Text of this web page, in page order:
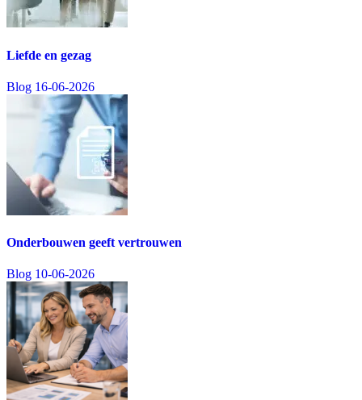
Liefde en gezag
Blog 16-06-2026
Onderbouwen geeft vertrouwen
Blog 10-06-2026